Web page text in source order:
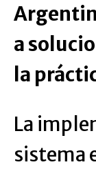
a
la
La
sistema